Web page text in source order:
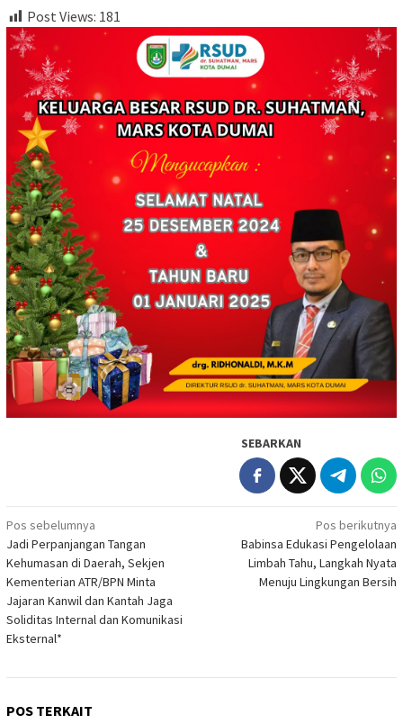
Post Views: 181
SEBARKAN
Navigasi
pos
Pos sebelumnya
Jadi Perpanjangan Tangan
Kehumasan di Daerah, Sekjen
Kementerian ATR/BPN Minta
Jajaran Kanwil dan Kantah Jaga
Soliditas Internal dan Komunikasi
Eksternal*
Pos berikutnya
Babinsa Edukasi Pengelolaan
Limbah Tahu, Langkah Nyata
Menuju Lingkungan Bersih
POS TERKAIT